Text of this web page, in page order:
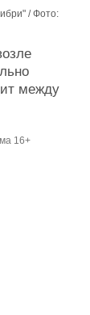
/ Фото:
между
16+